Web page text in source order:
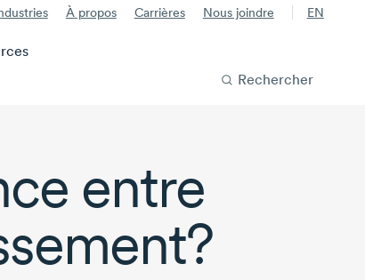
À propos Carrières Nous joindre EN
Rechercher
entre